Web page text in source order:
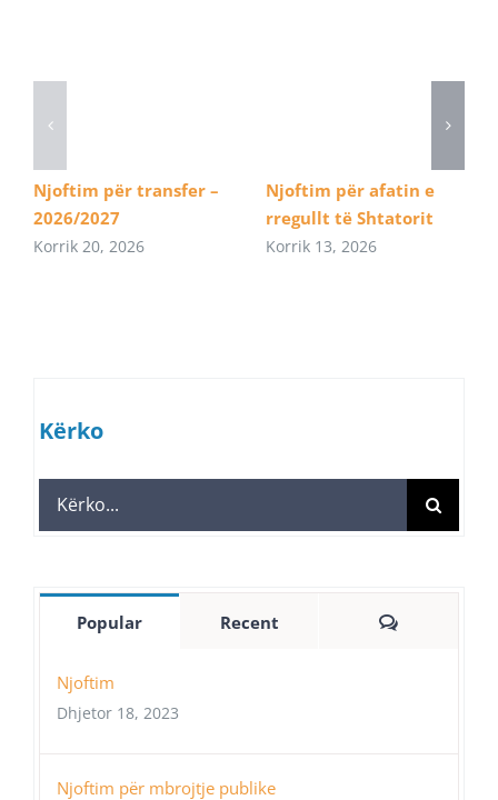
Njoftim për transfer –
2026/2027
Korrik 20, 2026
Njoftim për afatin e
rregullt të Shtatorit
Korrik 13, 2026
Kërko
Search
for:
Popular Recent Comments
Njoftim
Dhjetor 18, 2023
Njoftim për mbrojtje publike